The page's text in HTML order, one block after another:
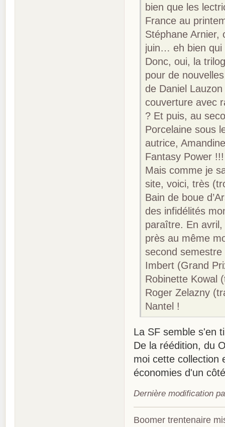
bien que les
France au
Stéphane Arnier,
juin… eh bien qui
Donc, oui, la
pour de
de Daniel
couverture avec
? Et puis, au
Porcelaine sous
autrice,
Fantasy Power !!!
Mais comme je
site, voici, très
Bain de boue
des infidélités
paraître. En avril,
près au même
second
Imbert (Grand
Robinette Kowal
Roger Zelazny
Nantel !
La SF semble s'en
De la réédition, du
moi cette collection
économies d'un
Dernière modification
Boomer trentenaire